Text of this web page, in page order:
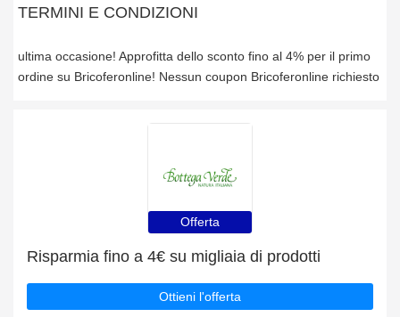
TERMINI E CONDIZIONI
ultima occasione! Approfitta dello sconto fino al 4% per il primo
ordine su Bricoferonline! Nessun coupon Bricoferonline richiesto
Offerta
Risparmia fino a 4€ su migliaia di prodotti
Ottieni l'offerta